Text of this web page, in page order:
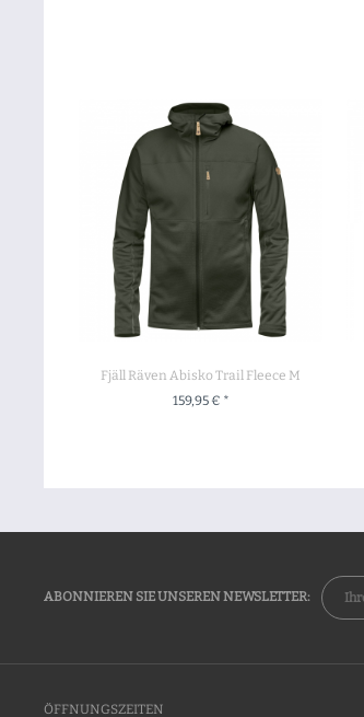
Fjäll Räven Abisko Trail Fleece M
159,95 € *
ABONNIEREN SIE UNSEREN NEWSLETTER:
ÖFFNUNGSZEITEN